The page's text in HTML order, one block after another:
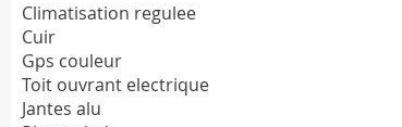
Climatisation regulee
Cuir
Gps couleur
Toit ouvrant electrique
Jantes alu